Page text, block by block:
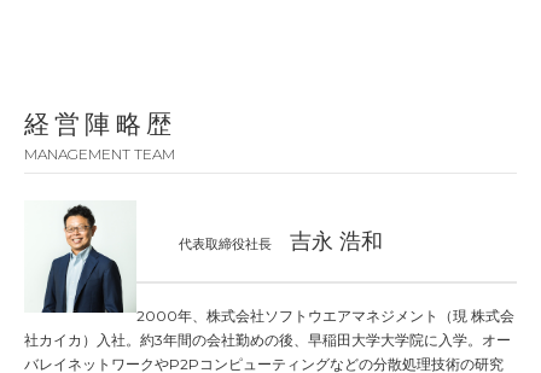
経営陣略歴
MANAGEMENT TEAM
代表取締役社長 吉永 浩和
2000年、株式会社ソフトウエアマネジメント（現 株式会
社カイカ）入社。約3年間の会社勤めの後、早稲田大学大学院に入学。オー
バレイネットワークやP2Pコンピューティングなどの分散処理技術の研究